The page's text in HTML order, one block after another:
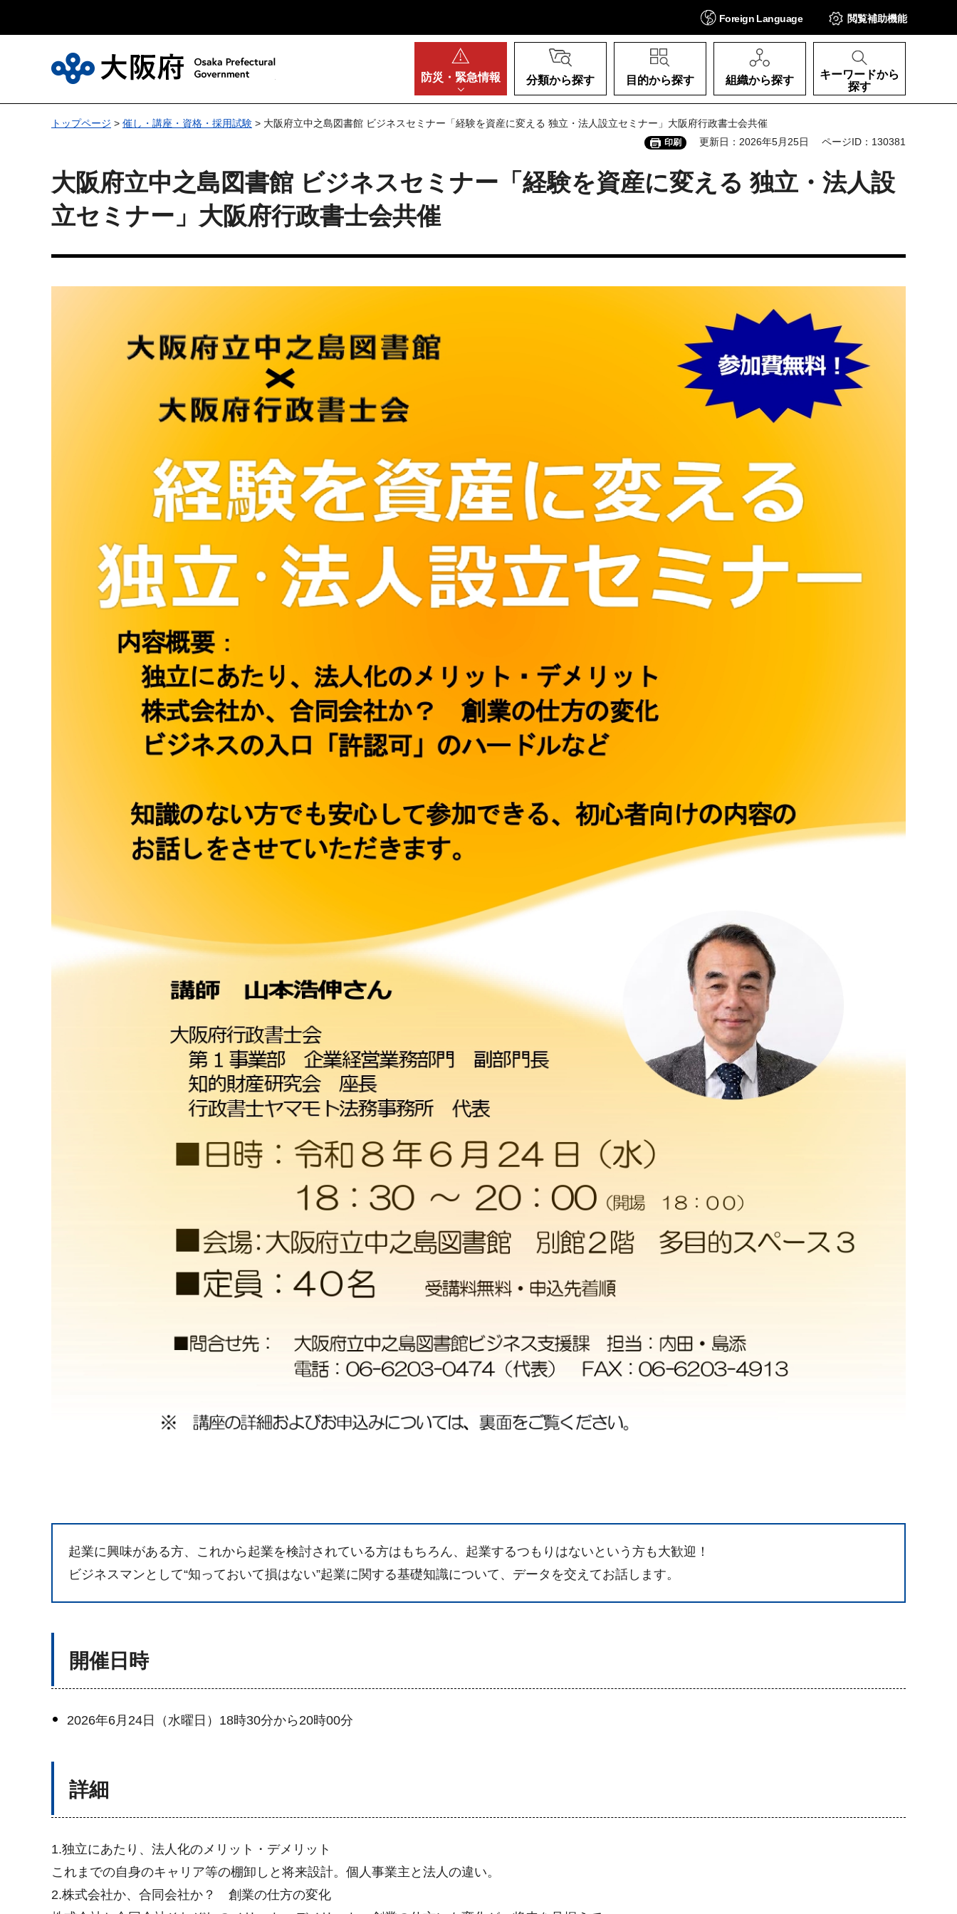
Foreign Language 閲覧補助機能
防災・ 緊急情報 分類から探す 目的から探す 組織から探す
キーワードから
探す
トップページ > 催し・講座・資格・採用試験 > 大阪府立中之島図書館 ビジネスセミナー「経験を資産に変える 独立・法人設立セミナー」大阪府行政書士会共催
印刷 更新日：2026年5月25日 ページID：130381
大阪府立中之島図書館 ビジネスセミナー「経験を資産に変える 独立・法人設
立セミナー」大阪府行政書士会共催
起業に興味がある方、これから起業を検討されている方はもちろん、起業するつもりはないという方も大歓迎！
ビジネスマンとして“知っておいて損はない”起業に関する基礎知識について、データを交えてお話します。
開催日時
2026年6月24日（水曜日）18時30分から20時00分
詳細
1.独立にあたり、法人化のメリット・デメリット
これまでの自身のキャリア等の棚卸しと将来設計。個人事業主と法人の違い。
2.株式会社か、合同会社か？ 創業の仕方の変化